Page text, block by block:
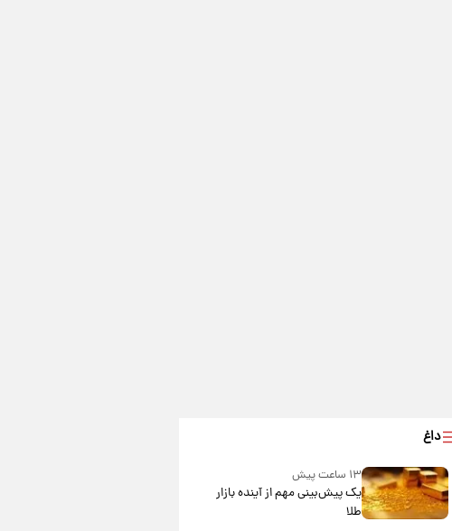
داغ
۱۳ ساعت پیش
یک پیش‌بینی مهم از آینده بازار
طلا